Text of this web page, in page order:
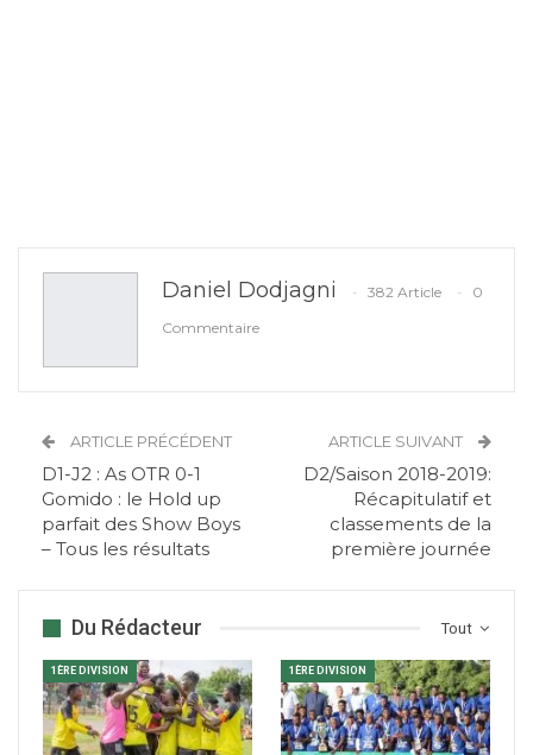
Daniel Dodjagni 382 Article
0
Commentaire
ARTICLE PRÉCÉDENT
D1-J2 : As OTR 0-1
Gomido : le Hold up
parfait des Show Boys
– Tous les résultats
ARTICLE SUIVANT
D2/Saison 2018-2019:
Récapitulatif et
classements de la
première journée
Tout
Du Rédacteur
1ÈRE DIVISION 1ÈRE DIVISION